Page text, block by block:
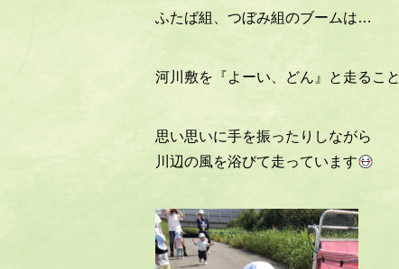
ふたば組、つぼみ組のブームは…
河川敷を『よーい、どん』と走ること
思い思いに手を振ったりしながら
川辺の風を浴びて走っています